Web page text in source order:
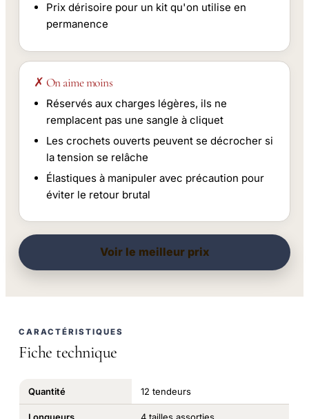
Prix dérisoire pour un kit qu'on utilise en
permanence
✗ On aime moins
Réservés aux charges légères, ils ne
remplacent pas une sangle à cliquet
Les crochets ouverts peuvent se décrocher si
la tension se relâche
Élastiques à manipuler avec précaution pour
éviter le retour brutal
Voir le meilleur prix
CARACTÉRISTIQUES
Fiche technique
Quantité 12 tendeurs
Longueurs 4 tailles assorties